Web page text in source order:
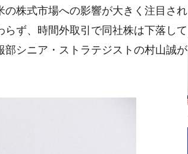
株式市場への影響が大きく注目され
ず、時間外取引で同社株は下落して
シニア・ストラテジストの村山誠が